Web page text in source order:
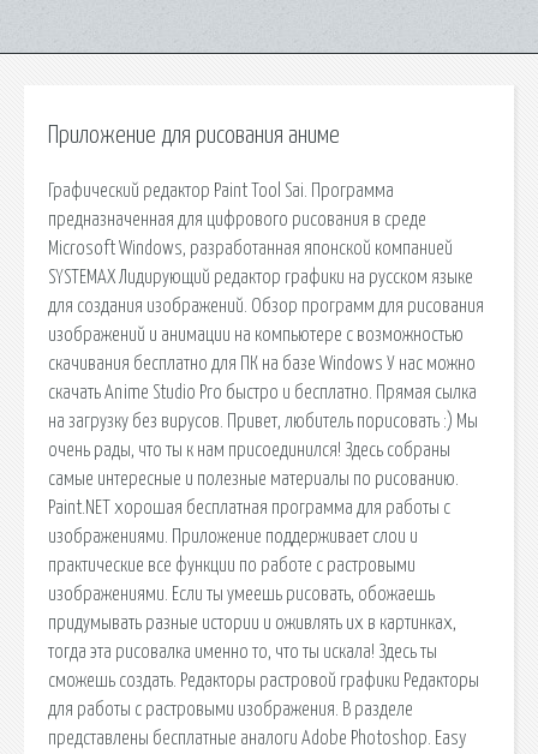
Приложение для рисования аниме
Графический редактор Paint Tool Sai. Программа
предназначенная для цифрового рисования в среде
Microsoft Windows, разработанная японской компанией
SYSTEMAX Лидирующий редактор графики на русском языке
для создания изображений. Обзор программ для рисования
изображений и анимации на компьютере с возможностью
скачивания бесплатно для ПК на базе Windows У нас можно
скачать Anime Studio Pro быстро и бесплатно. Прямая сылка
на загрузку без вирусов. Привет, любитель порисовать :) Мы
очень рады, что ты к нам присоединился! Здесь собраны
самые интересные и полезные материалы по рисованию.
Paint.NET хорошая бесплатная программа для работы с
изображениями. Приложение поддерживает слои и
практические все функции по работе с растровыми
изображениями. Если ты умеешь рисовать, обожаешь
придумывать разные истории и оживлять их в картинках,
тогда эта рисовалка именно то, что ты искала! Здесь ты
сможешь создать. Редакторы растровой графики Редакторы
для работы с растровыми изображения. В разделе
представлены бесплатные аналоги Adobe Photoshop. Easy